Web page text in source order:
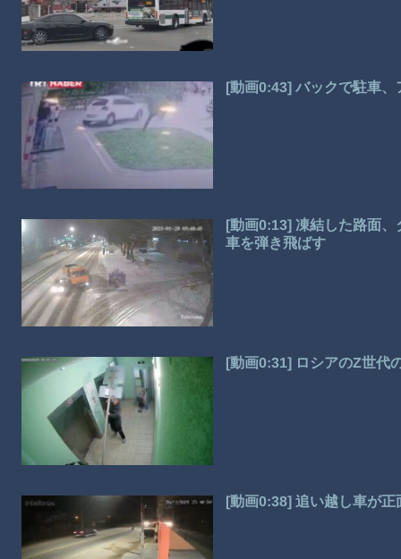
[動画0:43] バックで駐車
[動画0:13] 凍結した路面
車を弾き飛ばす
[動画0:31] ロシアのZ世代
[動画0:38] 追い越し車が